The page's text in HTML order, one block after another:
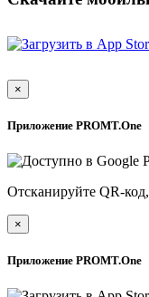
×
Приложение PROMT.One
Отсканируйте QR-
×
Приложение PROMT.One